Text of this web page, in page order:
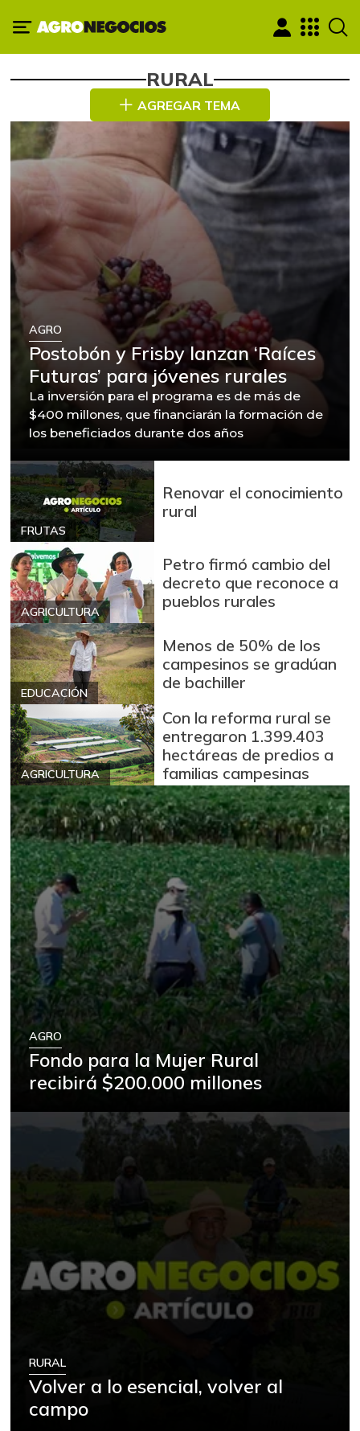
RURAL
AGREGAR TEMA
AGRO
Postobón y Frisby lanzan ‘Raíces
Futuras’ para jóvenes rurales
La inversión para el programa es de más de
$400 millones, que financiarán la formación de
los beneficiados durante dos años
FRUTAS
Renovar el conocimiento
rural
AGRICULTURA
Petro firmó cambio del
decreto que reconoce a
pueblos rurales
EDUCACIÓN
Menos de 50% de los
campesinos se gradúan
de bachiller
AGRICULTURA
Con la reforma rural se
entregaron 1.399.403
hectáreas de predios a
familias campesinas
AGRO
Fondo para la Mujer Rural
recibirá $200.000 millones
RURAL
Volver a lo esencial, volver al
campo